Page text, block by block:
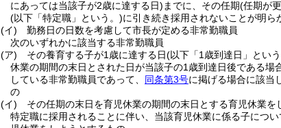
にあっては当該子が2歳に達する日) までに、その任期(任期が
(以下「特定職」という。)に引き続き採用されないことが明ら
(イ)
勤務日の日数を考慮して市長が定める非常勤職員
次のいずれかに該当する非常勤職員
(ア)
その養育する子が1歳に達する日(以下「1歳到達日」とい
休業の期間の末日とされた日が当該子の1歳到達日後である
している非常勤職員であって、 同条第3号に掲げる場合に該当
の
(イ)
その任期の末日を育児休業の期間の末日とする育児休業
特定職に採用されることに伴い、当該育児休業に係る子につ